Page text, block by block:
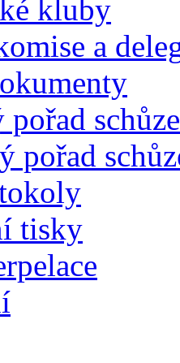
kluby
a
pořad schůze
pořad
tisky